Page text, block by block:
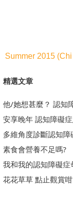
Summer 2015
精選文章
他/她想甚麼？ 認知
安享晚年 認知障礙
多維角度診斷認知障
素食會營養不足嗎?
我和我的認知障礙症
花花草草 點止觀賞